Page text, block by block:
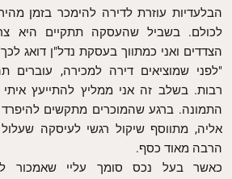
הבלעדיות עוזרת לדירה להימכר בזמן
לכולם. בשביל שהעסקה תתקיים היא
הצדדים ואני כמתווך בעסקת נדל"ן דואג
"לפני שמוציאים דירה למכירה, עוברים
רבות. בשלב זה אני ממליץ להתייעץ
התמונה. ברגע שהמוכרים מתקשים
אליה, מתווסף שיקול רגשי לעיסקה שעלול
הרבה מאוד כסף.
כאשר בעל נכס סומך עליי שאמכור